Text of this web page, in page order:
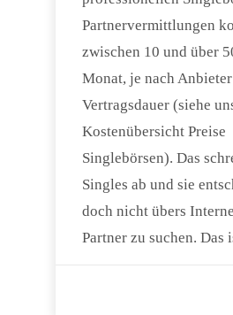
Partnervermittlungen
zwischen 10 und über
Monat, je nach
Vertragsdauer (siehe
Kostenübersicht Preise
Singlebörsen). Das
Singles ab und sie
doch nicht übers
Partner zu suchen.